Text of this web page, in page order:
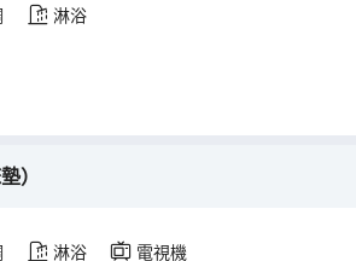
淋浴
）
淋浴 電視機